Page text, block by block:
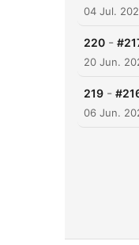
04 Jul.
220 -
20 Jun.
219 -
06 Jun.